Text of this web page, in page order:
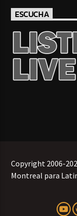
ESCUCHA
Copyright 2006-
Montreal para